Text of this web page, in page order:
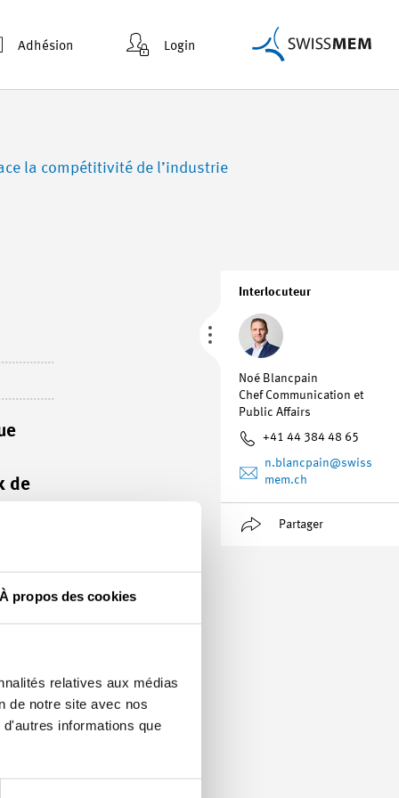
À propos des cookies
relatives aux médias
de notre site avec nos
informations que
Adhésion Login
la compétitivité de l’industrie
Interlocuteur
Noé Blancpain
Chef Communication et
Public Affairs
+41 44 384 48 65
n.blancpain@swiss
mem.ch
Partager
de